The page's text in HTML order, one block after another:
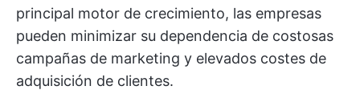
principal motor de crecimiento, las empresas
pueden minimizar su dependencia de costosas
campañas de marketing y elevados costes de
adquisición de clientes.